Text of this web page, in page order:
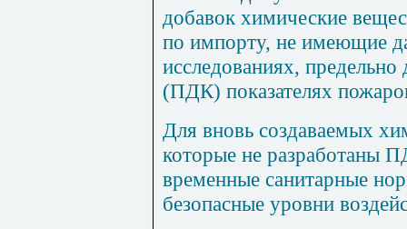
добавок химические
по импорту, не имеющие
исследованиях,
(ПДК) показателях
Для вновь создаваемых
которые не разработаны
временные санитарные
безопасные уровни